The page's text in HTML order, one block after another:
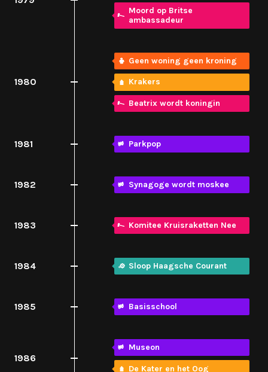
Moord op Britse
ambassadeur
1980
Geen woning geen kroning
Krakers
Beatrix wordt koningin
1981 Parkpop
1982 Synagoge wordt moskee
1983 Komitee Kruisraketten Nee
1984 Sloop Haagsche Courant
1985 Basisschool
1986
Museon
De Kater en het Oog